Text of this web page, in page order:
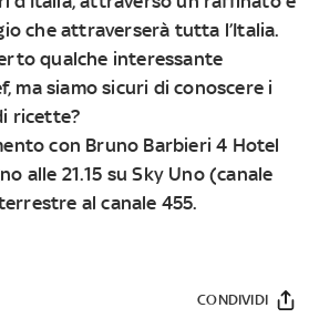
che attraverserà tutta l’Italia.
qualche interessante
, ma siamo sicuri di conoscere i
ricette?
con Bruno Barbieri 4 Hotel
alle 21.15 su Sky Uno (canale
al canale 455.
CONDIVIDI